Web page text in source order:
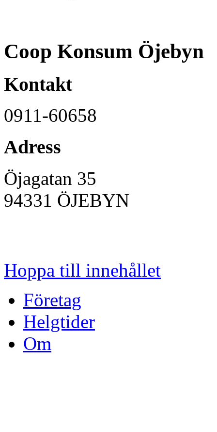
Coop Konsum Öjebyn
Kontakt
0911-60658
Adress
Öjagatan 35
94331 ÖJEBYN
Hoppa till innehållet
Företag
Helgtider
Om